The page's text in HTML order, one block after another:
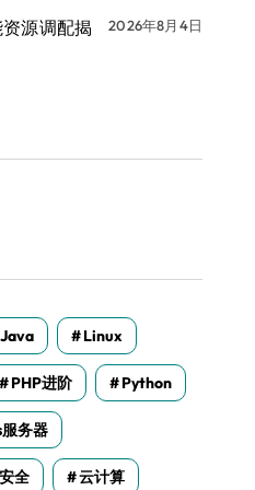
源调配揭
2026年8月4日
Java Linux
PHP进阶 Python
务器
全 云计算